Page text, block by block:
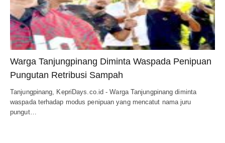
Warga Tanjungpinang Diminta Waspada Penipuan
Pungutan Retribusi Sampah
Tanjungpinang, KepriDays.co.id - Warga Tanjungpinang diminta
waspada terhadap modus penipuan yang mencatut nama juru
pungut…